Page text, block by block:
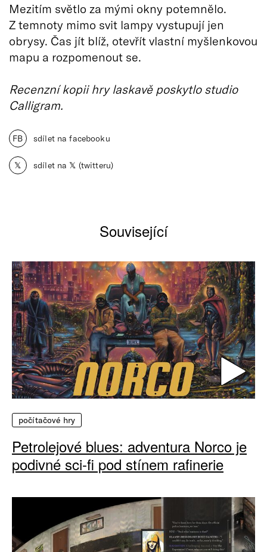
Mezitím světlo za mými okny potemnělo.
Z temnoty mimo svit lampy vystupují jen
obrysy. Čas jít blíž, otevřít vlastní myšlenkovou
mapu a rozpomenout se.
Recenzní kopii hry laskavě poskytlo studio
Calligram.
FB sdílet na facebooku
𝕏 sdílet na 𝕏 (twitteru)
Související
počítačové hry
Petrolejové blues: adventura Norco je
podivné sci-fi pod stínem rafinerie